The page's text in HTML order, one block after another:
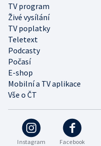
Instagram Facebook
TV program
Živé vysílání
TV poplatky
Teletext
Podcasty
Počasí
E-shop
Mobilní a TV aplikace
Vše o ČT